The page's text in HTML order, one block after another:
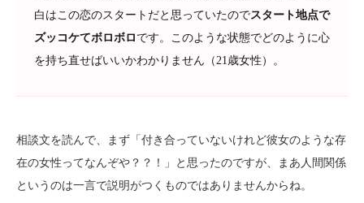
白はこの恋のスタートだと思っていたのでスタート地点で
ズッコケてボロボロ です。このような状態でどのように心
を持ち直せばいいかわかりません（21歳女性）。
相談文を読んで、まず「付き合っていないけれど彼女のような存
在の女性ってなんぞや？？！」と思ったのですが、まあ人間関係
というのは一言で説明がつくものではありませんからね。